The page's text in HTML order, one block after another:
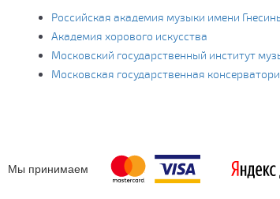
Российская академия музыки имени
Академия хорового искусства
Московский государственный институт
Московская государственная
Мы принимаем